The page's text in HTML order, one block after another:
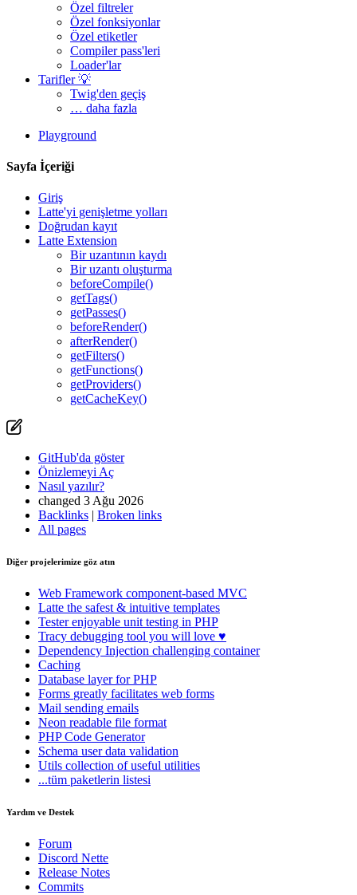
Bu sayfada bir sorun mu buldunuz?
GitHub'da göster(ardından düzenlemek için E tuşuna basın)
Önizlemeyi Aç
GitHub'da bu sayfayla ilgili bir sorun bildirin
Özel filtreler
Özel fonksiyonlar
Özel etiketler
Compiler pass'leri
Loader'lar
Tarifler 💡
Twig'den geçiş
… daha fazla
Playground
Sayfa İçeriği
Giriş
Latte'yi genişletme yolları
Doğrudan kayıt
Latte Extension
Bir uzantının kaydı
Bir uzantı oluşturma
beforeCompile()
getTags()
getPasses()
beforeRender()
afterRender()
getFilters()
getFunctions()
getProviders()
getCacheKey()
GitHub'da göster
Önizlemeyi Aç
Nasıl yazılır?
changed 3 Ağu 2026
Backlinks | Broken links
All pages
Diğer projelerimize göz atın
Web Framework component-based MVC
Latte the safest & intuitive templates
Testerenjoyable unit testing in PHP
Tracy debugging tool you will love ♥
Dependency Injection challenging container
Caching
Database layer for PHP
Forms greatly facilitates web forms
Mail sending emails
Neon readable file format
PHP Code Generator
Schema user data validation
Utils collection of useful utilities
...tüm paketlerin listesi
Yardım ve Destek
Forum
Discord Nette
Release Notes
Commits